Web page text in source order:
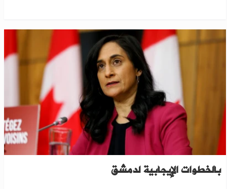
بعد رفعها العقوبات عن سوريا..كندا ترحب
بالخطوات الإيجابية لدمشق